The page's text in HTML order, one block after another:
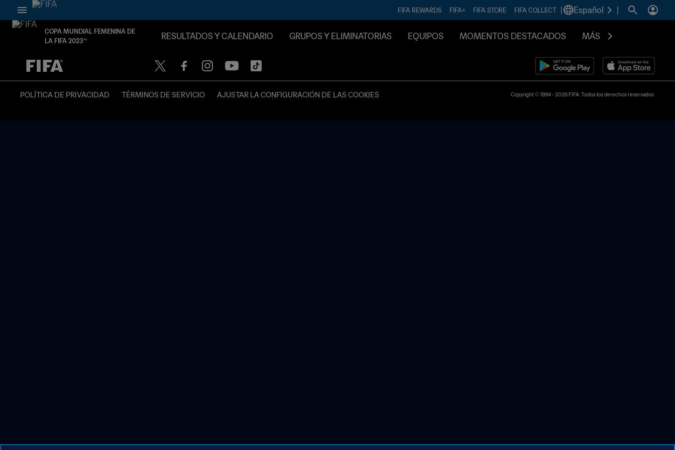
FIFA REWARDS FIFA+ FIFA STORE FIFA COLLECT Español
COPA MUNDIAL FEMENINA DE
LA FIFA 2023™
RESULTADOS Y CALENDARIO GRUPOS Y ELIMINATORIAS EQUIPOS MOMENTOS DESTACADOS MÁS
{equipoLocal} - {equipoVisitante}
POLÍTICA DE PRIVACIDAD TÉRMINOS DE SERVICIO AJUSTAR LA CONFIGURACIÓN DE LAS COOKIES Copyright © 1994 - 2026 FIFA. Todos los derechos reservados.